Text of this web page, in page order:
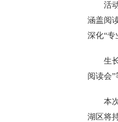
活
涵盖阅
深化“专
生
阅读会
本
湖区将